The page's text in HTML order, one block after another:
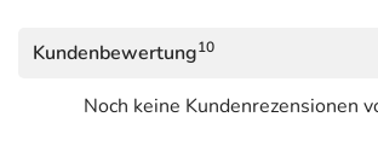
Kundenbewertung10
Noch keine Kundenrezensionen